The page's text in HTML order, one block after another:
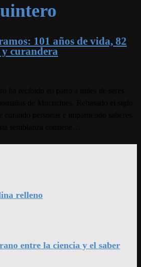
101 años de vida, 82
curandera
relleno
entre la ciencia y el saber